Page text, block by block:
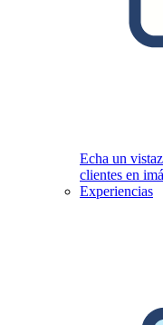
Echa un
clientes en
Experiencias